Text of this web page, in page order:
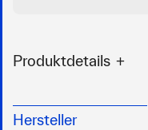
Produktdetails
Angriffspunkt
Hersteller